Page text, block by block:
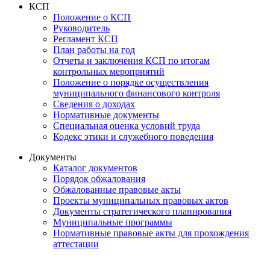
КСП
Положение о КСП
Руководитель
Регламент КСП
План работы на год
Отчеты и заключения КСП по итогам
контрольных мероприятий
Положение о порядке осуществления
муниципального финансового контроля
Сведения о доходах
Нормативные документы
Специальная оценка условий труда
Кодекс этики и служебного поведения
Документы
Каталог документов
Порядок обжалования
Обжалованные правовые акты
Проекты муниципальных правовых актов
Документы стратегического планирования
Муниципальные программы
Нормативные правовые акты для прохождения
аттестации